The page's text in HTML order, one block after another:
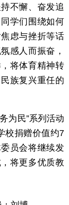
不懈、奋发追
学们围绕如何
虑与挫折等话
感人而振奋，
将体育精神转
族复兴重任的
为民”系列活动
校捐赠价值约7
员会将继续发
将更多优质教